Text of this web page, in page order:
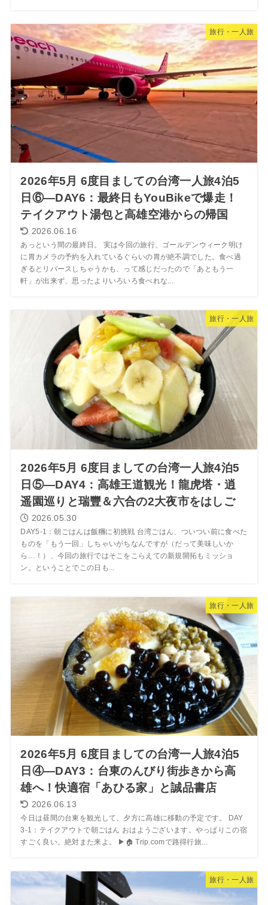
旅行・一人旅
2026年5月 6度目ましての台湾一人旅4泊5
日⑥―DAY6：最終日もYouBikeで爆走！
テイクアウト湯包と高雄空港からの帰国
2026.06.16
あっという間の最終日。 実は今回の旅行、ゴールデンウィーク明け
に胃カメラの予約を入れているぐらいの胃が絶不調でした。食べ過
ぎるとリバースしちゃうかも、って感じだったので「あともう一
軒」が出来ず、思ったよりいろいろ食べれな...
旅行・一人旅
2026年5月 6度目ましての台湾一人旅4泊5
日⑤―DAY4：高雄王道観光！龍虎塔・逍
遥園巡りと瑞豐＆六合の2大夜市をはしご
2026.05.30
DAY5-1：朝ごはんは飯糰に初挑戦 台湾ごはん、ついつい前に食べた
ものを「もう一回」しちゃいがちなんですが（だって美味しいか
ら…！）、今回の旅行ではそこをこらえての新規開拓もミッショ
ン。ということでこの日も...
旅行・一人旅
2026年5月 6度目ましての台湾一人旅4泊5
日④―DAY3：台東のんびり街歩きから高
雄へ！快適宿「あひる家」と誠品書店
2026.06.13
今日は昼間の台東を観光して、夕方に高雄に移動の予定です。 DAY
3-1：テイクアウトで朝ごはん おはようございます。やっぱりこの宿
すごく良い。絶対また来よ。 ▶🏠 Trip.comで路得行旅...
旅行・一人旅